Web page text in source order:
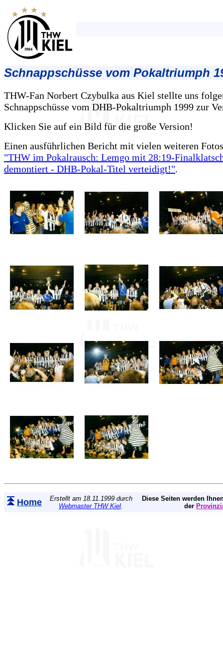
Schnappschüsse vom Pokaltriumph
THW-Fan Norbert Czybulka aus Kiel stellte uns
Schnappschüsse vom DHB-Pokaltriumph 1999 zur
Klicken Sie auf ein Bild für die große Version!
Einen ausführlichen Bericht mit vielen weiteren
"THW im Pokalrausch: Lemgo mit 28:19-
demontiert - DHB-Pokal-Titel verteidigt!".
Home
Erstellt am 18.11.1999 durch
Webmaster THW Kiel
Diese Seiten werden
der